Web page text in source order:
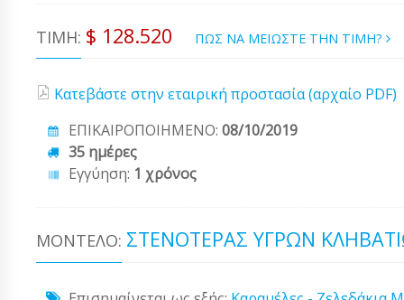
ΤΙΜΉ: $ 128.520 ΠΩΣ ΝΑ ΜΕΙΩΣΤΕ ΤΗΝ ΤΙΜΗ?
Κατεβάστε στην εταιρική προστασία (αρχαίο PDF)
ΕΠΙΚΑΙΡΟΠΟΙΗΜΕΝΟ: 08/10/2019
35 ημέρες
Εγγύηση: 1 χρόνος
ΜΟΝΤΈΛΟ: ΣΤΕΝΟΤΈΡΑΣ ΥΓΡΏΝ